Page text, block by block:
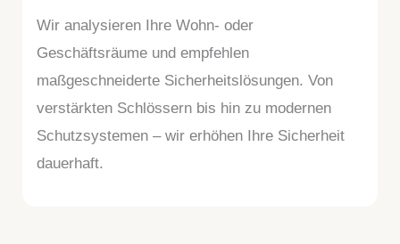
Wir analysieren Ihre Wohn- oder
Geschäftsräume und empfehlen
maßgeschneiderte Sicherheitslösungen. Von
verstärkten Schlössern bis hin zu modernen
Schutzsystemen – wir erhöhen Ihre Sicherheit
dauerhaft.